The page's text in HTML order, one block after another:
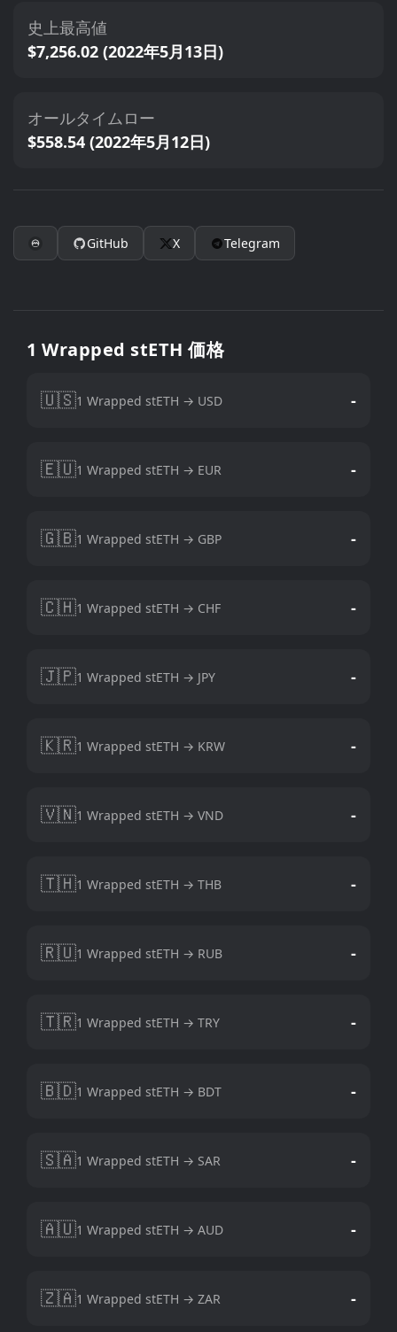
史上最高値
$7,256.02 (2022年5月13日)
オールタイムロー
$558.54 (2022年5月12日)
GitHub X Telegram
1 Wrapped stETH 価格
🇺🇸1 Wrapped stETH → USD -
🇪🇺1 Wrapped stETH → EUR -
🇬🇧1 Wrapped stETH → GBP -
🇨🇭1 Wrapped stETH → CHF -
🇯🇵1 Wrapped stETH → JPY -
🇰🇷1 Wrapped stETH → KRW -
🇻🇳1 Wrapped stETH → VND -
🇹🇭1 Wrapped stETH → THB -
🇷🇺1 Wrapped stETH → RUB -
🇹🇷1 Wrapped stETH → TRY -
🇧🇩1 Wrapped stETH → BDT -
🇸🇦1 Wrapped stETH → SAR -
🇦🇺1 Wrapped stETH → AUD -
🇿🇦1 Wrapped stETH → ZAR -